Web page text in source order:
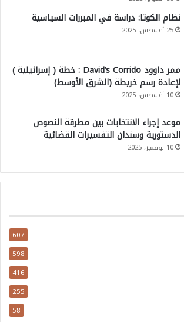
نظام الكوتا: دراسة في المبررات السياسية
25 أغسطس، 2025
ممر داوود David’s Corrido : خطة ( إسرائيلية )
لإعادة رسم خريطة (الشرق الأوسط)
10 أغسطس، 2025
موعد إجراء الانتخابات بين مطرقة النصوص
الدستورية وسندان التفسيرات القضائية
10 نوفمبر، 2025
607
598
416
255
58